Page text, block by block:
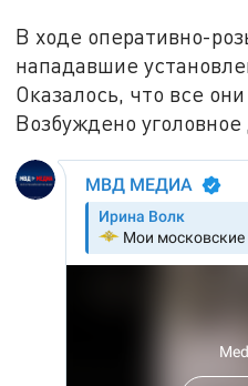
В ходе оперативно-
нападавшие
Оказалось, что все
Возбуждено уголовное